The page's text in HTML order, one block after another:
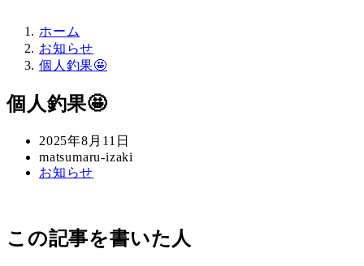
ホーム
お知らせ
個人釣果🤩
個人釣果🤩
投
稿
日
2025年8月11日
著
者
matsumaru-izaki
カ
ー
お知らせ
この記事を書いた人